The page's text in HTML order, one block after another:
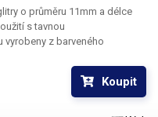
o průměru 11mm a délce
s tavnou
z barveného
materiálů se jedná zároveň
a oproti klasickým
naopak je však o poznání
Koupit